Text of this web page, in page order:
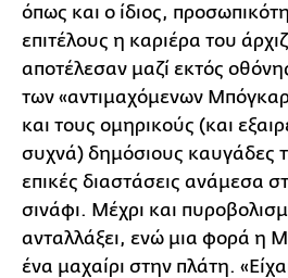
όπως και ο ίδιος,
επιτέλους η καριέρα του
αποτέλεσαν μαζί εκτός
των «αντιμαχόμενων
και τους ομηρικούς (και
συχνά) δημόσιους καυγάδες
επικές διαστάσεις ανάμεσα
σινάφι. Μέχρι και
ανταλλάξει, ενώ μια φορά η
ένα μαχαίρι στην πλάτη.